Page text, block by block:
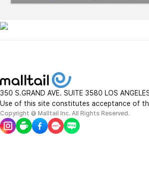
350 S.GRAND AVE. SUITE 3580 LOS
Use of this site constitutes acceptance of
Copyright @ Malltail Inc. All Rights Reserved.